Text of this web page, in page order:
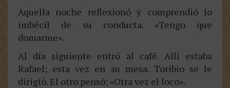
Aquella noche reflexionó y comprendió lo
imbécil de su conducta. «Tengo que
domarme».
Al día siguiente entró al café. Allí estaba
Rafael; esta vez en su mesa. Toribio se le
dirigió. El otro pensó: «Otra vez el loco».